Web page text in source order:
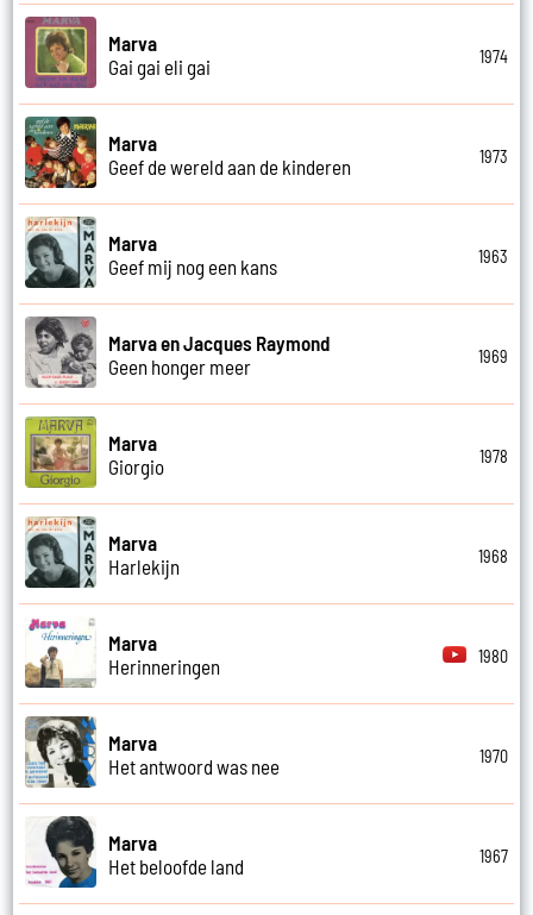
Marva
Gai gai eli gai
1974
Marva
Geef de wereld aan de kinderen
1973
Marva
Geef mij nog een kans
1963
Marva en Jacques Raymond
Geen honger meer
1969
Marva
Giorgio
1978
Marva
Harlekijn
1968
Marva
Herinneringen
1980
Marva
Het antwoord was nee
1970
Marva
Het beloofde land
1967